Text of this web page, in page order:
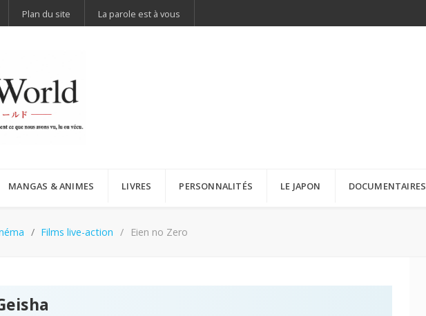
Plan du site La parole est à vous
MANGAS & ANIMES LIVRES PERSONNALITÉS LE JAPON DOCUMENTAIRES
Films live-action Eien no Zero